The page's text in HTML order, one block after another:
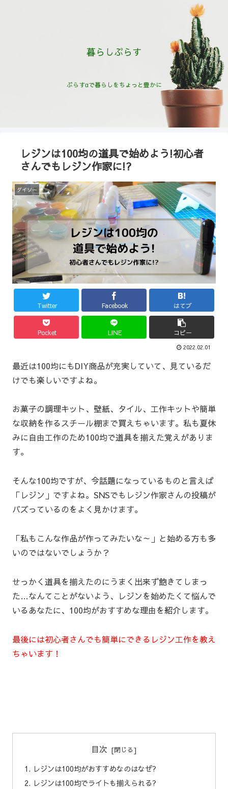
暮らしぷらす
ぷらすαで暮らしをちょっと豊かに
レジンは100均の道具で始めよう!初心者
さんでもレジン作家に!?
ダイソー
Twitter Facebook はてブ
Pocket LINE コピー
2022.02.01
最近は100均にもDIY商品が充実していて、見ているだ
けでも楽しいですよね。
お菓子の調理キット、壁紙、タイル、工作キットや簡単
な収納を作るスチール棚まで買えちゃいます。私も夏休
みに自由工作のため100均で道具を揃えた覚えがありま
す。
そんな100均ですが、今話題になっているものと言えば
「レジン」ですよね。SNSでもレジン作家さんの投稿が
バズっているのをよく見かけます。
「私もこんな作品が作ってみたいな～」と始める方も多
いのではないでしょうか？
せっかく道具を揃えたのにうまく出来ず飽きてしまっ
た…なんてことがないよう、レジンを始めたくて悩んで
いるあなたに、100均がおすすめな理由を紹介します。
最後には初心者さんでも簡単にできるレジン工作を教え
ちゃいます！
目次
レジンは100均がおすすめなのはなぜ?
レジンは100均でライトも揃えられる?